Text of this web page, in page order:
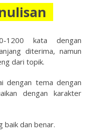
1200 kata dengan
diterima, namun
dari topik.
dengan tema dengan
dengan karakter
baik dan benar.